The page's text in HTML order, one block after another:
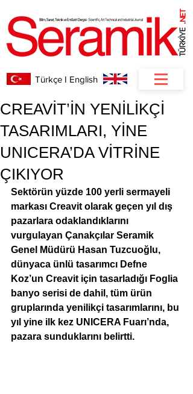
.
NET
Türkçe I English
CREAVİT’İN YENİLİKÇİ
TASARIMLARI, YİNE
UNICERA’DA VİTRİNE
ÇIKIYOR
Sektörün yüzde 100 yerli sermayeli
markası Creavit olarak geçen yıl dış
pazarlara odaklandıklarını
vurgulayan Çanakçılar Seramik
Genel Müdürü Hasan Tuzcuoğlu,
dünyaca ünlü tasarımcı Defne
Koz’un Creavit için tasarladığı Foglia
banyo serisi de dahil, tüm ürün
gruplarında yenilikçi tasarımlarını, bu
yıl yine ilk kez UNICERA Fuarı’nda,
pazara sunduklarını belirtti.